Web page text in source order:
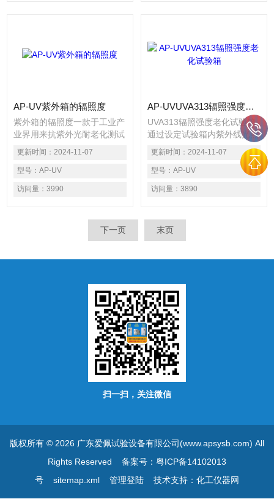
泡、强度减小和氧化。
AP-UV紫外箱的辐照度
紫外箱的辐照度一款于工业产
业界用来抗紫外光耐老化测试
的试验机。采用*亚太拉斯的
UV灯的原因在于它们比其它
的灯管更为稳定，并且能更好
的再现试验结果，能够提前预
知产品相关结果，是工厂实验
等相关部门用来做科研、实
验、试验、测试、检测等等*
更新时间： 2024-11-07
型号： AP-UV
访问量： 3990
AP-UVUVA313辐照强度老化试验箱
UVA313辐照强度老化试验箱
通过设定试验箱内紫外线光照
强度、温度、凝露环境、喷淋
等参数，提供实验所需的模拟
自然条件，以检测有色纺织
品、染料耐光耐气候色牢度性
能；光照能量自动监测、补
回路控制等多点调节功能。符
合、欧洲及标准。适用于涂料
更新时间： 2024-11-07
型号： AP-UV
访问量： 3890
下一页 末页
扫一扫，关注微信
版权所有 © 2026 广东爱佩试验设备有限公司(www.apsysb.com) All
Rights Reserved 备案号：粤ICP备14102013
号
sitemap.xml 管理登陆技术支持： 化工仪器网